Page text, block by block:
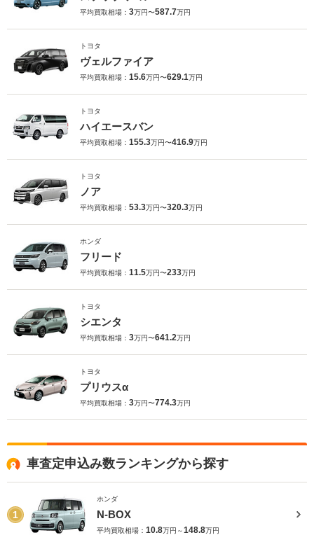
平均買取相場： 3万円〜587.7万円
トヨタ
ヴェルファイア
平均買取相場： 15.6万円〜629.1万円
トヨタ
ハイエースバン
平均買取相場： 155.3万円〜416.9万円
トヨタ
ノア
平均買取相場： 53.3万円〜320.3万円
ホンダ
フリード
平均買取相場： 11.5万円〜233万円
トヨタ
シエンタ
平均買取相場： 3万円〜641.2万円
トヨタ
プリウスα
平均買取相場： 3万円〜774.3万円
車査定申込み数ランキングから探す
1
ホンダ
N-BOX
平均買取相場： 10.8万円～148.8万円